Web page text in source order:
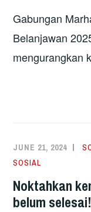
Gabungan
Belanjawan
mengurangkan
JUNE 21, 2024
SOSIAL
Noktahkan
belum selesai!